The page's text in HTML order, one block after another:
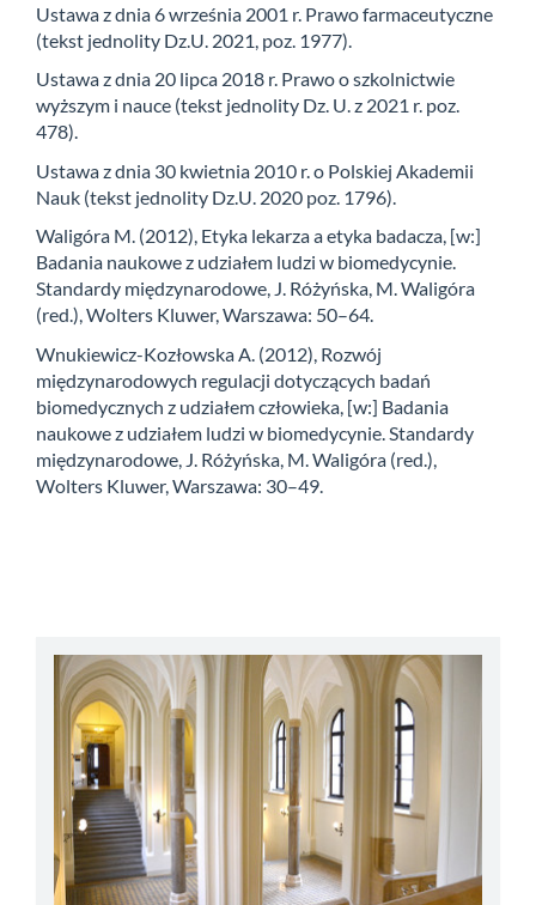
Ustawa z dnia 6 września 2001 r. Prawo farmaceutyczne
(tekst jednolity Dz.U. 2021, poz. 1977).
Ustawa z dnia 20 lipca 2018 r. Prawo o szkolnictwie
wyższym i nauce (tekst jednolity Dz. U. z 2021 r. poz.
478).
Ustawa z dnia 30 kwietnia 2010 r. o Polskiej Akademii
Nauk (tekst jednolity Dz.U. 2020 poz. 1796).
Waligóra M. (2012), Etyka lekarza a etyka badacza, [w:]
Badania naukowe z udziałem ludzi w biomedycynie.
Standardy międzynarodowe, J. Różyńska, M. Waligóra
(red.), Wolters Kluwer, Warszawa: 50–64.
Wnukiewicz-Kozłowska A. (2012), Rozwój
międzynarodowych regulacji dotyczących badań
biomedycznych z udziałem człowieka, [w:] Badania
naukowe z udziałem ludzi w biomedycynie. Standardy
międzynarodowe, J. Różyńska, M. Waligóra (red.),
Wolters Kluwer, Warszawa: 30–49.
abbey